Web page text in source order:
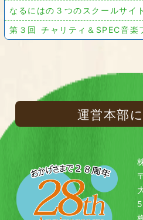
なるにはの３つのスクールサイ
第３回 チャリティ＆SPEC音楽
運営本部